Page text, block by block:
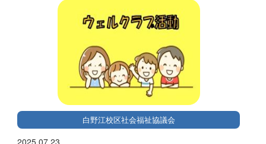
白野江校区社会福祉協議会